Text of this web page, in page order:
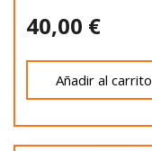
40,00 €
Añadir al carrito